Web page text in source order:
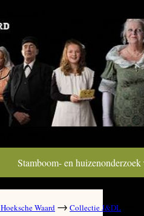
Stamboom- en huizenonderzoek
Waard → Collectie J&DL